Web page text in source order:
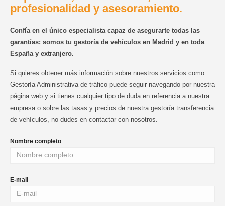
profesionalidad y asesoramiento.
Confía en el único especialista capaz de asegurarte todas las
garantías: somos tu gestoría de vehículos en Madrid y en toda
España y extranjero.
Si quieres obtener más información sobre nuestros servicios como
Gestoría Administrativa de tráfico puede seguir navegando por nuestra
página web y si tienes cualquier tipo de duda en referencia a nuestra
empresa o sobre las tasas y precios de nuestra gestoría transferencia
de vehículos, no dudes en contactar con nosotros.
Nombre completo
E-mail